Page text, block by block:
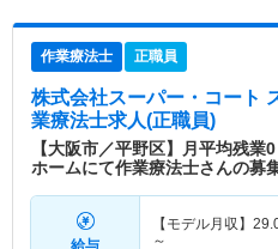
作業療法士 正職員
株式会社スーパー・コート
業療法士求人(正職員)
【大阪市／平野区】月平均残
ホームにて作業療法士さんの募
給与
【モデル月収】
～